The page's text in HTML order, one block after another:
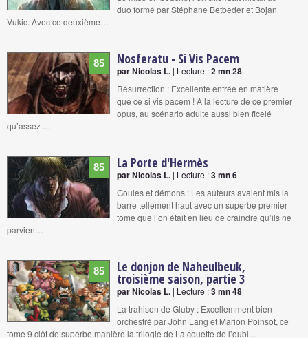
duo formé par Stéphane Betbeder et Bojan
Vukic. Avec ce deuxième…
85 Nosferatu - Si Vis Pacem
par Nicolas L. | Lecture :2 mn 28
Résurrection : Excellente entrée en matière
que ce si vis pacem ! A la lecture de ce premier
opus, au scénario adulte aussi bien ficelé
qu’assez …
85 La Porte d'Hermès
par Nicolas L. | Lecture :3 mn 6
Goules et démons : Les auteurs avaient mis la
barre tellement haut avec un superbe premier
tome que l’on était en lieu de craindre qu’ils ne
parvien…
85 Le donjon de Naheulbeuk,
troisième saison, partie 3
par Nicolas L. | Lecture :3 mn 48
La trahison de Gluby : Excellemment bien
orchestré par John Lang et Marion Poinsot, ce
tome 9 clôt de superbe manière la trilogie de La couette de l’oubl…